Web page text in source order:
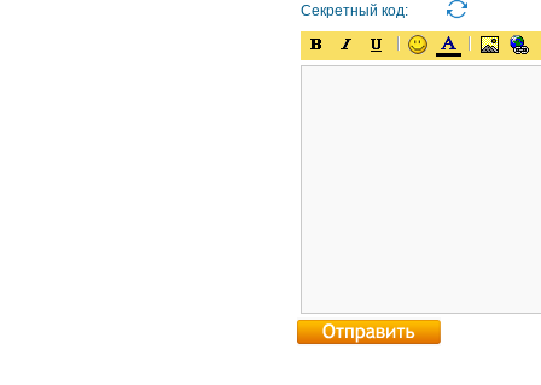
Секретный код: